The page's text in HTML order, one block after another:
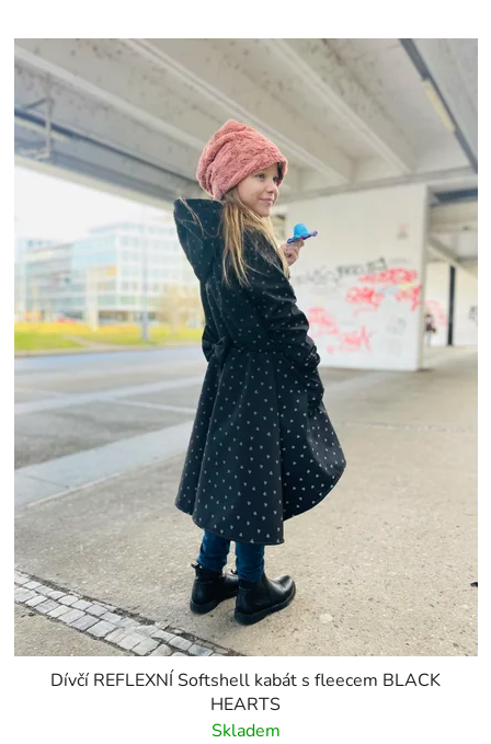
Dívčí REFLEXNÍ Softshell kabát s fleecem BLACK
HEARTS
Skladem